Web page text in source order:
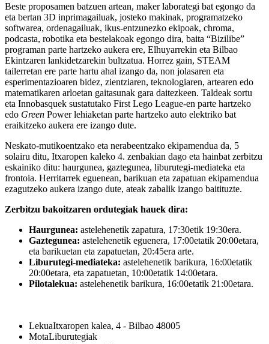
Beste proposamen batzuen artean, maker laborategi bat egongo da
eta bertan 3D inprimagailuak, josteko makinak, programatzeko
softwarea, ordenagailuak, ikus-entzunezko ekipoak, chroma,
podcasta, robotika eta bestelakoak egongo dira, baita “Bizilibe”
programan parte hartzeko aukera ere, Elhuyarrekin eta Bilbao
Ekintzaren lankidetzarekin bultzatua. Horrez gain, STEAM
tailerretan ere parte hartu ahal izango da, non jolasaren eta
esperimentazioaren bidez, zientziaren, teknologiaren, artearen edo
matematikaren arloetan gaitasunak gara daitezkeen. Taldeak sortu
eta Innobasquek sustatutako First Lego League-en parte hartzeko
edo Green Power lehiaketan parte hartzeko auto elektriko bat
eraikitzeko aukera ere izango dute.
Neskato-mutikoentzako eta nerabeentzako ekipamendua da, 5
solairu ditu, Itxaropen kaleko 4. zenbakian dago eta hainbat zerbitzu
eskainiko ditu: haurgunea, gaztegunea, liburutegi-mediateka eta
frontoia. Herritarrek eguenean, barikuan eta zapatuan ekipamendua
ezagutzeko aukera izango dute, ateak zabalik izango baitituzte.
Zerbitzu bakoitzaren ordutegiak hauek dira:
Haurgunea: astelehenetik zapatura, 17:30etik 19:30era.
Gaztegunea: astelehenetik eguenera, 17:00etatik 20:00etara,
eta barikuetan eta zapatuetan, 20:45era arte.
Liburutegi-mediateka: astelehenetik barikura, 16:00etatik
20:00etara, eta zapatuetan, 10:00etatik 14:00etara.
Pilotalekua: astelehenetik barikura, 16:00etatik 21:00etara.
LekuaItxaropen kalea, 4 - Bilbao 48005
MotaLiburutegiak